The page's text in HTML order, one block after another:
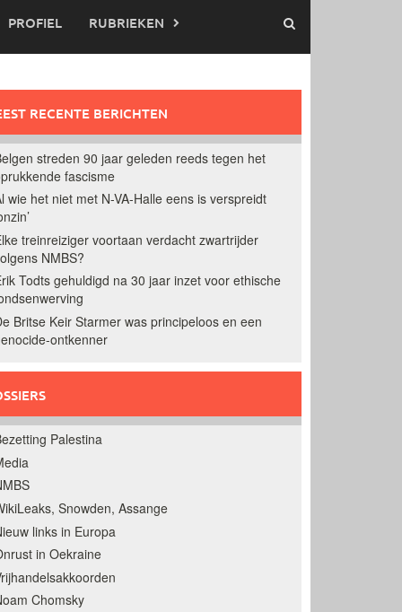
PROFIEL RUBRIEKEN
RECENTE BERICHTEN
streden 90 jaar geleden reeds tegen het
fascisme
wie het niet met N-VA-Halle eens is verspreidt
treinreiziger voortaan verdacht zwartrijder
NMBS?
Todts gehuldigd na 30 jaar inzet voor ethische
Britse Keir Starmer was principeloos en een
ontkenner
Palestina
Snowden, Assange
links in Europa
in Oekraine
Chomsky